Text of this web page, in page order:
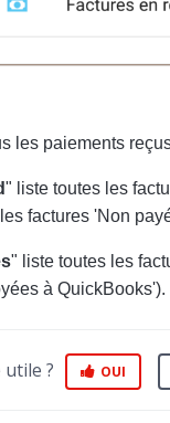
les paiements
" liste toutes les
factures 'Non
" liste toutes les
à QuickBooks').
? OUI